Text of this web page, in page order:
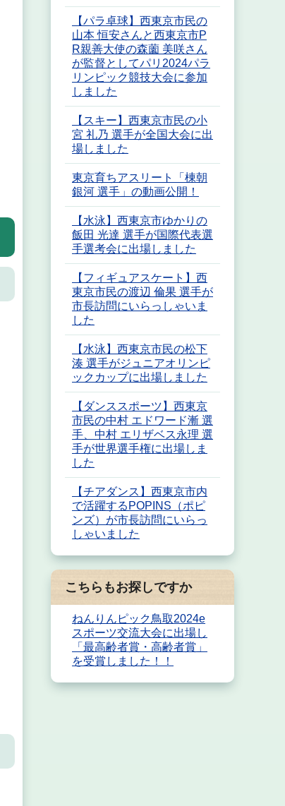
【パラ卓球】西東京市民の
山本 恒安さんと西東京市P
R親善大使の森薗 美咲さん
が監督としてパリ2024パラ
リンピック競技大会に参加
しました
【スキー】西東京市民の小
宮 礼乃 選手が全国大会に出
場しました
東京育ちアスリート「棟朝
銀河 選手」の動画公開！
【水泳】西東京市ゆかりの
飯田 光達 選手が国際代表選
手選考会に出場しました
【フィギュアスケート】西
東京市民の渡辺 倫果 選手が
市長訪問にいらっしゃいま
した
【水泳】西東京市民の松下
湊 選手がジュニアオリンピ
ックカップに出場しました
【ダンススポーツ】西東京
市民の中村 エドワード漸 選
手、中村 エリザベス永理 選
手が世界選手権に出場しま
した
【チアダンス】西東京市内
で活躍するPOPINS（ポピ
ンズ）が市長訪問にいらっ
しゃいました
こちらもお探しですか
ねんりんピック鳥取2024e
スポーツ交流大会に出場し
「最高齢者賞・高齢者賞」
を受賞しました！！